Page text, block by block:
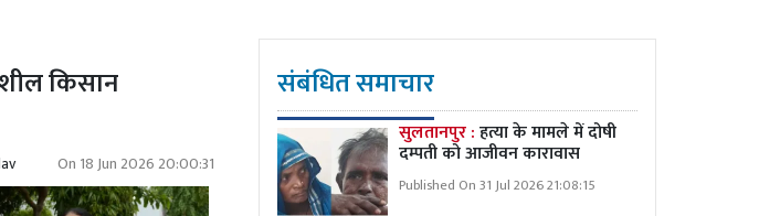
किसान
On 18 Jun 2026 20:00:31
संबंधित समाचार
सुलतानपुर :हत्या के मामले में दोषी
दम्पती को आजीवन कारावास
Published On 31 Jul 2026 21:08:15